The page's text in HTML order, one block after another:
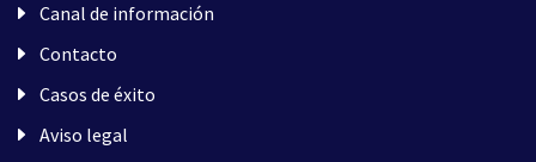
Canal de información
Contacto
Casos de éxito
Aviso legal